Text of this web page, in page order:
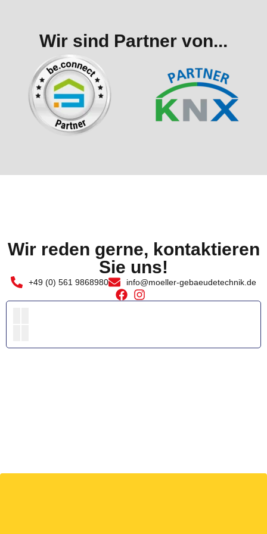
Wir sind Partner von...
Wir reden gerne, kontaktieren
Sie uns!
+49 (0) 561 9868980 info@moeller-gebaeudetechnik.de